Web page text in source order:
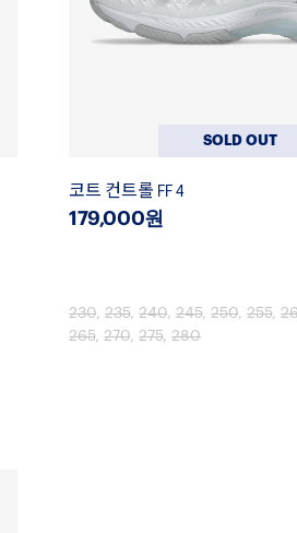
SOLD OUT
코트 컨트롤 FF 4
179,000원
230,235,240,245,250,255,
265,270,275,280